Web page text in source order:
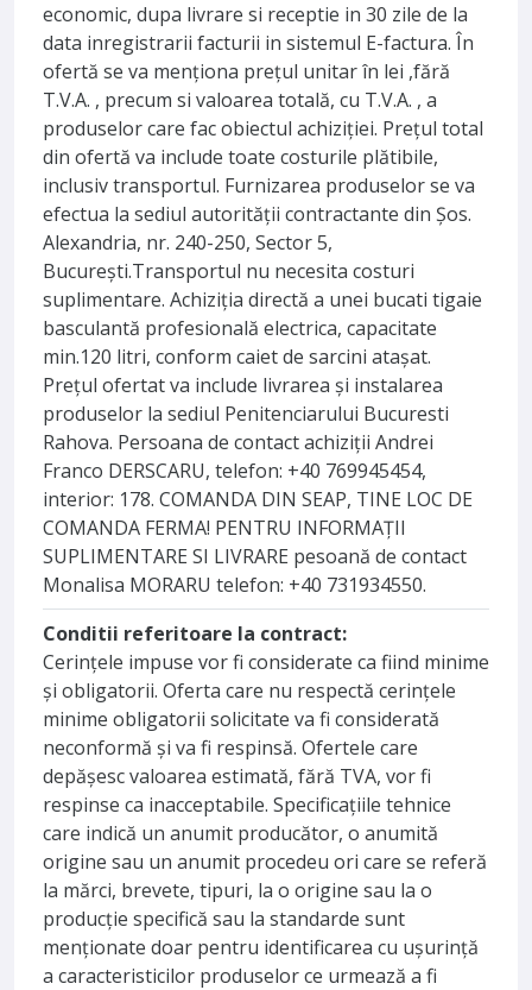
economic, dupa livrare si receptie in 30 zile de la
data inregistrarii facturii in sistemul E-factura. În
ofertă se va menționa prețul unitar în lei ,fără
T.V.A. , precum si valoarea totală, cu T.V.A. , a
produselor care fac obiectul achiziției. Prețul total
din ofertă va include toate costurile plătibile,
inclusiv transportul. Furnizarea produselor se va
efectua la sediul autorității contractante din Șos.
Alexandria, nr. 240-250, Sector 5,
București.Transportul nu necesita costuri
suplimentare. Achiziția directă a unei bucati tigaie
basculantă profesională electrica, capacitate
min.120 litri, conform caiet de sarcini atașat.
Prețul ofertat va include livrarea și instalarea
produselor la sediul Penitenciarului Bucuresti
Rahova. Persoana de contact achiziții Andrei
Franco DERSCARU, telefon: +40 769945454,
interior: 178. COMANDA DIN SEAP, TINE LOC DE
COMANDA FERMA! PENTRU INFORMAȚII
SUPLIMENTARE SI LIVRARE pesoană de contact
Monalisa MORARU telefon: +40 731934550.
Conditii referitoare la contract:
Cerinţele impuse vor fi considerate ca fiind minime
şi obligatorii. Oferta care nu respectă cerințele
minime obligatorii solicitate va fi considerată
neconformă şi va fi respinsă. Ofertele care
depășesc valoarea estimată, fără TVA, vor fi
respinse ca inacceptabile. Specificațiile tehnice
care indică un anumit producător, o anumită
origine sau un anumit procedeu ori care se referă
la mărci, brevete, tipuri, la o origine sau la o
producție specifică sau la standarde sunt
menționate doar pentru identificarea cu ușurință
a caracteristicilor produselor ce urmează a fi